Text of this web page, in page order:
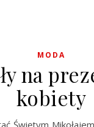
MODA
na
kobiety